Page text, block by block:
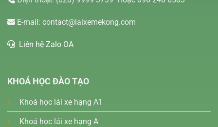
E-mail: contact@laixemekong.com
Liên hệ Zalo OA
KHOÁ HỌC ĐÀO TẠO
Khoá học lái xe hạng A1
Khoá học lái xe hạng A